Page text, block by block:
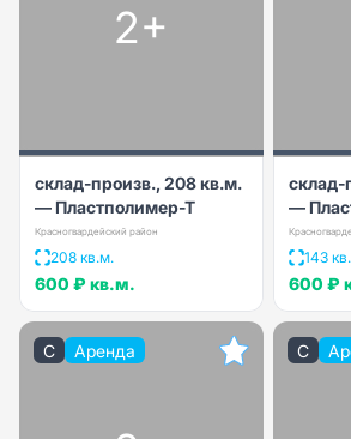
2+
склад-произв., 208 кв.м.
— Пластполимер-Т
Красногвардейский район
208 кв.м.
600 ₽ кв.м.
склад-
—
143
600 ₽
C Аренда C